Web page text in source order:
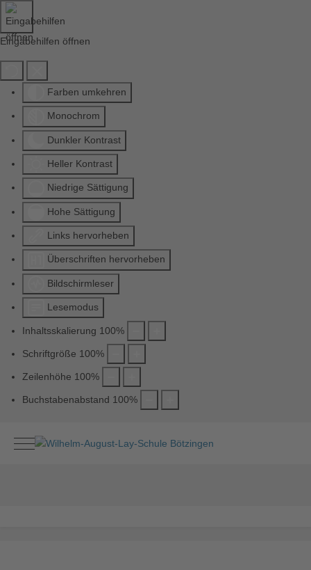
Eingabehilfen öffnen
Farben umkehren
Monochrom
Dunkler Kontrast
Heller Kontrast
Niedrige Sättigung
Hohe Sättigung
Links hervorheben
Überschriften hervorheben
Bildschirmleser
Lesemodus
Inhaltsskalierung 100%
Schriftgröße 100%
Zeilenhöhe 100%
Buchstabenabstand 100%
Mobile Menu Toggle